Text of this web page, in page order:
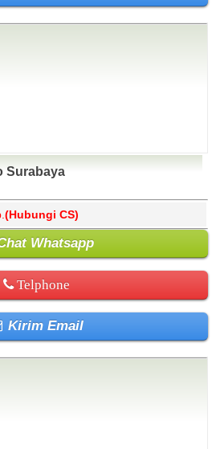
Surabaya
(Hubungi CS)
Whatsapp
Telphone
Kirim Email